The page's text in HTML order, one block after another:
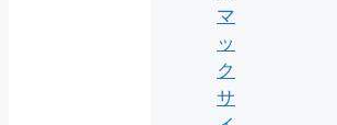
マ
ッ
ク
サ